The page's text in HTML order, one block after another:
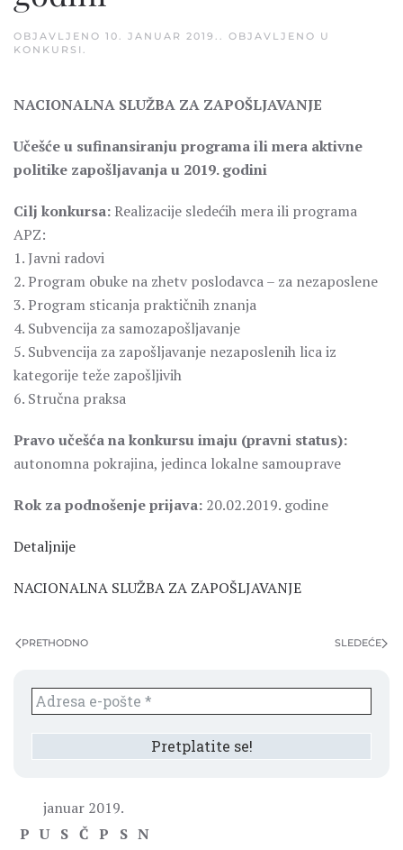
OBJAVLJENO 10. JANUAR 2019. . OBJAVLJENO U
KONKURSI .
NACIONALNA SLUŽBA ZA ZAPOŠLJAVANJE
Učešće u sufinansiranju programa ili mera aktivne
politike zapošljavanja u 2019. godini
Cilj konkursa:Realizacije sledećih mera ili programa
APZ:
1. Javni radovi
2. Program obuke na zhetv poslodavca – za nezaposlene
3. Program sticanja praktičnih znanja
4. Subvencija za samozapošljavanje
5. Subvencija za zapošljavanje nezaposlenih lica iz
kategorije teže zapošljivih
6. Stručna praksa
Pravo učešća na konkursu imaju (pravni status):
autonomna pokrajina, jedinca lokalne samouprave
Rok za podnošenje prijava: 20.02.2019. godine
Detaljnije
NACIONALNA SLUŽBA ZA ZAPOŠLJAVANJE
PRETHODNO SLEDEĆE
januar 2019.
P U S Č P S N